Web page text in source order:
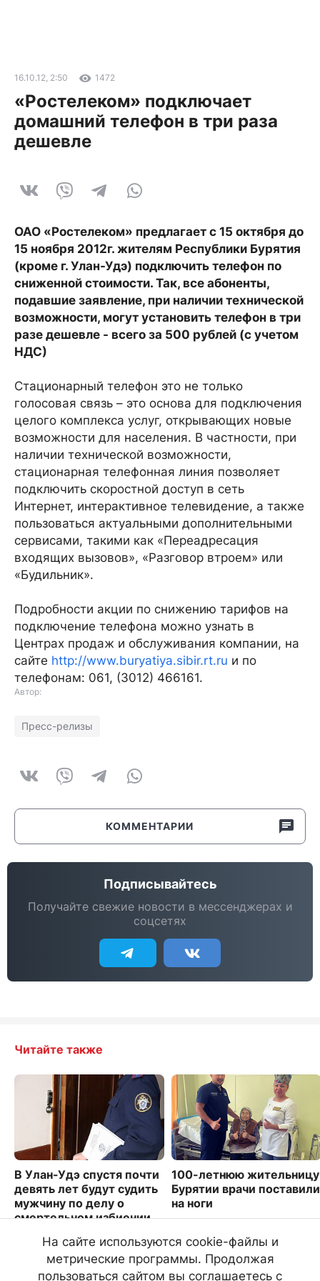
16.10.12, 2:50 1472
«Ростелеком» подключает
домашний телефон в три раза
дешевле
ОАО «Ростелеком» предлагает с 15 октября до
15 ноября 2012г. жителям Республики Бурятия
(кроме г. Улан-Удэ) подключить телефон по
сниженной стоимости. Так, все абоненты,
подавшие заявление, при наличии технической
возможности, могут установить телефон в три
разе дешевле - всего за 500 рублей (с учетом
НДС)
Стационарный телефон это не только
голосовая связь – это основа для подключения
целого комплекса услуг, открывающих новые
возможности для населения. В частности, при
наличии технической возможности,
стационарная телефонная линия позволяет
подключить скоростной доступ в сеть
Интернет, интерактивное телевидение, а также
пользоваться актуальными дополнительными
сервисами, такими как «Переадресация
входящих вызовов», «Разговор втроем» или
«Будильник».
Подробности акции по снижению тарифов на
подключение телефона можно узнать в
Центрах продаж и обслуживания компании, на
сайте http://www.buryatiya.sibir.rt.ru и по
телефонам: 061, (3012) 466161.
Автор:
Пресс-релизы
КОММЕНТАРИИ
Подписывайтесь
Получайте свежие новости в мессенджерах и
соцсетях
Читайте также
В Улан-Удэ спустя почти
девять лет будут судить
мужчину по делу о
смертельном избиении
3602
100-летнюю жительницу
Бурятии врачи поставили
на ноги
На сайте используются cookie-файлы и
метрические программы. Продолжая
пользоваться сайтом вы соглашаетесь с